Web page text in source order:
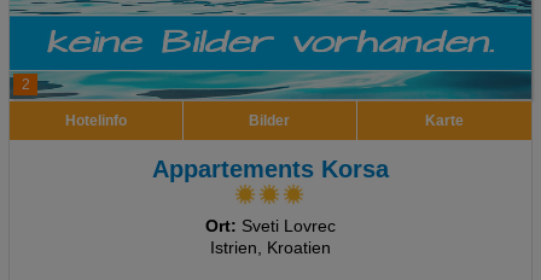
2
Hotelinfo Bilder Karte
Appartements Korsa
Ort: Sveti Lovrec
Istrien, Kroatien